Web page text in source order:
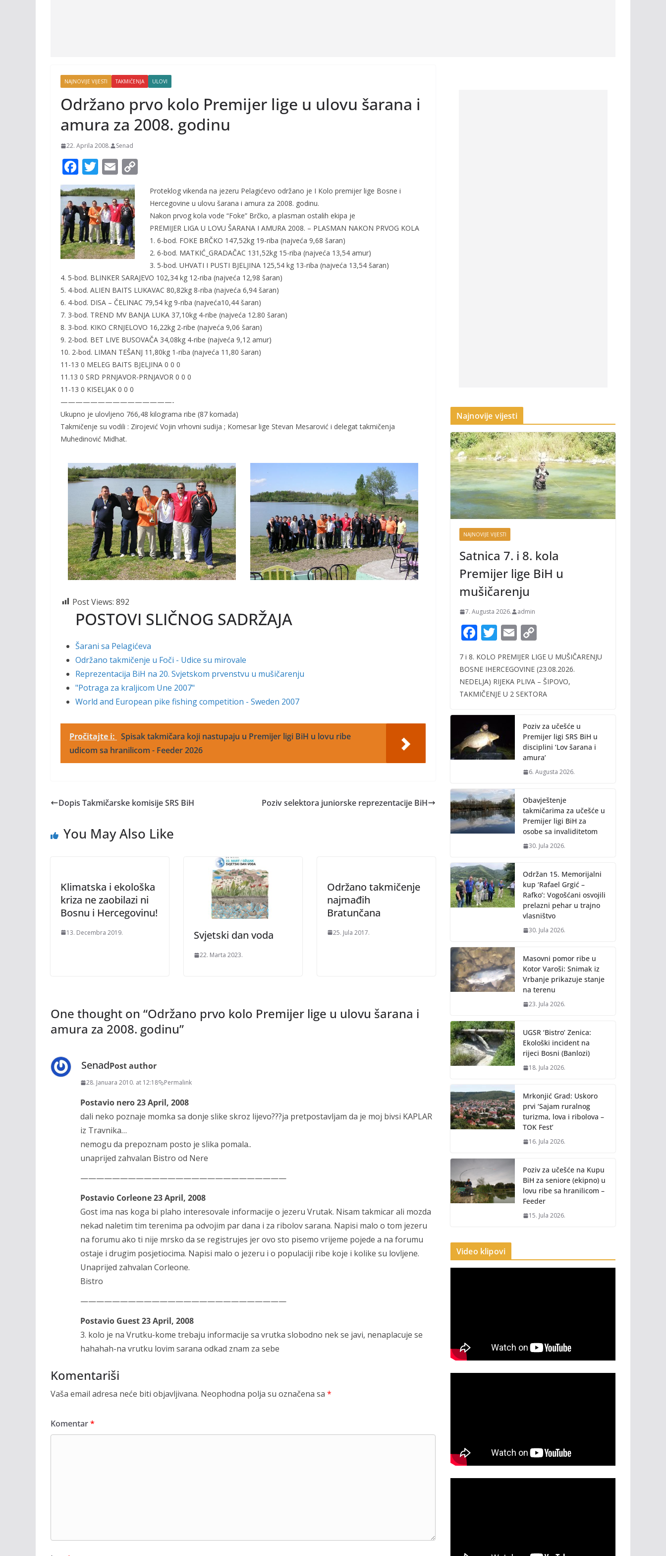
NAJNOVIJE VIJESTI TAKMIČENJA ULOVI
Održano prvo kolo Premijer lige u ulovu šarana i
amura za 2008. godinu
22. Aprila 2008. Senad
F
ac
e
b
o
o
k
T
w
itt
er
E
m
ai
l
Proteklog vikenda na jezeru Pelagićevo održano je I Kolo premijer lige Bosne i
Hercegovine u ulovu šarana i amura za 2008. godinu.
Nakon prvog kola vode “Foke” Brčko, a plasman ostalih ekipa je
PREMIJER LIGA U LOVU ŠARANA I AMURA 2008. – PLASMAN NAKON PRVOG KOLA
1. 6-bod. FOKE BRČKO 147,52kg 19-riba (najveća 9,68 šaran)
2. 6-bod. MATKIĆ_GRADAČAC 131,52kg 15-riba (najveća 13,54 amur)
3. 5-bod. UHVATI I PUSTI BJELJINA 125,54 kg 13-riba (najveća 13,54 šaran)
4. 5-bod. BLINKER SARAJEVO 102,34 kg 12-riba (najveća 12,98 šaran)
5. 4-bod. ALIEN BAITS LUKAVAC 80,82kg 8-riba (najveća 6,94 šaran)
6. 4-bod. DISA – ČELINAC 79,54 kg 9-riba (najveća10,44 šaran)
7. 3-bod. TREND MV BANJA LUKA 37,10kg 4-ribe (najveća 12.80 šaran)
8. 3-bod. KIKO CRNJELOVO 16,22kg 2-ribe (najveća 9,06 šaran)
9. 2-bod. BET LIVE BUSOVAČA 34,08kg 4-ribe (najveća 9,12 amur)
10. 2-bod. LIMAN TEŠANJ 11,80kg 1-riba (najveća 11,80 šaran)
11-13 0 MELEG BAITS BJELJINA 0 0 0
11.13 0 SRD PRNJAVOR-PRNJAVOR 0 0 0
11-13 0 KISELJAK 0 0 0
———————————————-
Ukupno je ulovljeno 766,48 kilograma ribe (87 komada)
Takmičenje su vodili : Zirojević Vojin vrhovni sudija ; Komesar lige Stevan Mesarović i delegat takmičenja
Muhedinović Midhat.
Post Views: 892
POSTOVI SLIČNOG SADRŽAJA
Šarani sa Pelagićeva
Održano takmičenje u Foči - Udice su mirovale
Reprezentacija BiH na 20. Svjetskom prvenstvu u mušičarenju
"Potraga za kraljicom Une 2007"
World and European pike fishing competition - Sweden 2007
Pročitajte i: Spisak takmičara koji nastupaju u Premijer ligi BiH u lovu ribe
udicom sa hranilicom - Feeder 2026
Dopis Takmičarske komisije SRS BiH Poziv selektora juniorske reprezentacije BiH
You May Also Like
Klimatska i ekološka
kriza ne zaobilazi ni
Bosnu i Hercegovinu!
13. Decembra 2019. Svjetski dan voda
22. Marta 2023.
Održano takmičenje
najmađih
Bratunčana
25. Jula 2017.
One thought on “Održano prvo kolo Premijer lige u ulovu šarana i
amura za 2008. godinu”
SenadPost author
28. Januara 2010. at 12:18 Permalink
Postavio nero 23 April, 2008
dali neko poznaje momka sa donje slike skroz lijevo???ja pretpostavljam da je moj bivsi KAPLAR
iz Travnika…
nemogu da prepoznam posto je slika pomala..
unaprijed zahvalan Bistro od Nere
——————————————————————————
Postavio Corleone 23 April, 2008
Gost ima nas koga bi plaho interesovale informacije o jezeru Vrutak. Nisam takmicar ali mozda
nekad naletim tim terenima pa odvojim par dana i za ribolov sarana. Napisi malo o tom jezeru
na forumu ako ti nije mrsko da se registrujes jer ovo sto pisemo vrijeme pojede a na forumu
ostaje i drugim posjetiocima. Napisi malo o jezeru i o populaciji ribe koje i kolike su lovljene.
Unaprijed zahvalan Corleone.
Bistro
——————————————————————————
Postavio Guest 23 April, 2008
3. kolo je na Vrutku-kome trebaju informacije sa vrutka slobodno nek se javi, nenaplacuje se
hahahah-na vrutku lovim sarana odkad znam za sebe
Komentariši
Vaša email adresa neće biti objavljivana. Neophodna polja su označena sa *
Komentar*
Najnovije vijesti
NAJNOVIJE VIJESTI
Satnica 7. i 8. kola
Premijer lige BiH u
mušičarenju
7. Augusta 2026. admin
F
e
b
o
o
k
T
itt
er
E
ai
l
p
y
Li
k
7 i 8. KOLO PREMIJER LIGE U MUŠIČARENJU
BOSNE IHERCEGOVINE (23.08.2026.
NEDELJA) RIJEKA PLIVA – ŠIPOVO,
TAKMIČENJE U 2 SEKTORA
Poziv za učešće u
Premijer ligi SRS BiH u
disciplini ‘Lov šarana i
amura’
6. Augusta 2026.
Obavještenje
takmičarima za učešće u
Premijer ligi BiH za
osobe sa invaliditetom
30. Jula 2026.
Održan 15. Memorijalni
kup ‘Rafael Grgić –
Rafko’: Vogošćani osvojili
prelazni pehar u trajno
vlasništvo
30. Jula 2026.
Masovni pomor ribe u
Kotor Varoši: Snimak iz
Vrbanje prikazuje stanje
na terenu
23. Jula 2026.
UGSR ‘Bistro’ Zenica:
Ekološki incident na
rijeci Bosni (Banlozi)
18. Jula 2026.
Mrkonjić Grad: Uskoro
prvi ‘Sajam ruralnog
turizma, lova i ribolova –
TOK Fest’
16. Jula 2026.
Poziv za učešće na Kupu
BiH za seniore (ekipno) u
lovu ribe sa hranilicom –
Feeder
15. Jula 2026.
Video klipovi